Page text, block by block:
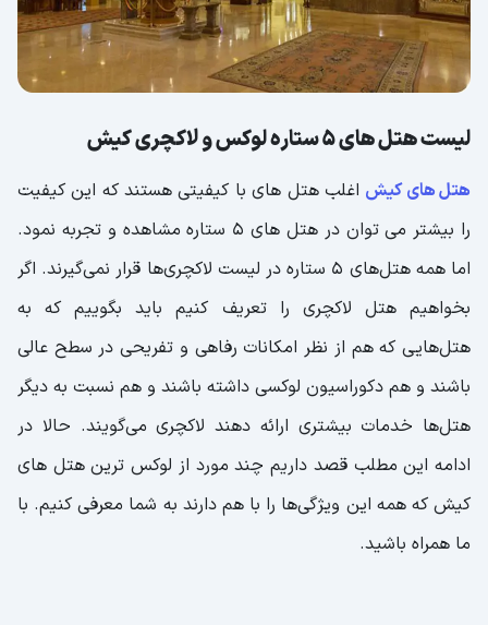
لیست هتل های 5 ستاره لوکس و لاکچری کیش
هتل های کیش اغلب هتل های با کیفیتی هستند که این کیفیت
را بیشتر می توان در هتل های 5 ستاره مشاهده و تجربه نمود.
اما همه هتل‌های 5 ستاره در لیست لاکچری‌ها قرار نمی‌گیرند. اگر
بخواهیم هتل لاکچری را تعریف کنیم باید بگوییم که به
هتل‌هایی که هم از نظر امکانات رفاهی و تفریحی در سطح عالی
باشند و هم دکوراسیون لوکسی داشته باشند و هم نسبت به دیگر
هتل‌ها خدمات بیشتری ارائه دهند لاکچری می‌گویند. حالا در
ادامه این مطلب قصد داریم چند مورد از لوکس ترین هتل های
کیش که همه این ویژگی‌ها را با هم دارند به شما معرفی کنیم. با
ما همراه باشید.